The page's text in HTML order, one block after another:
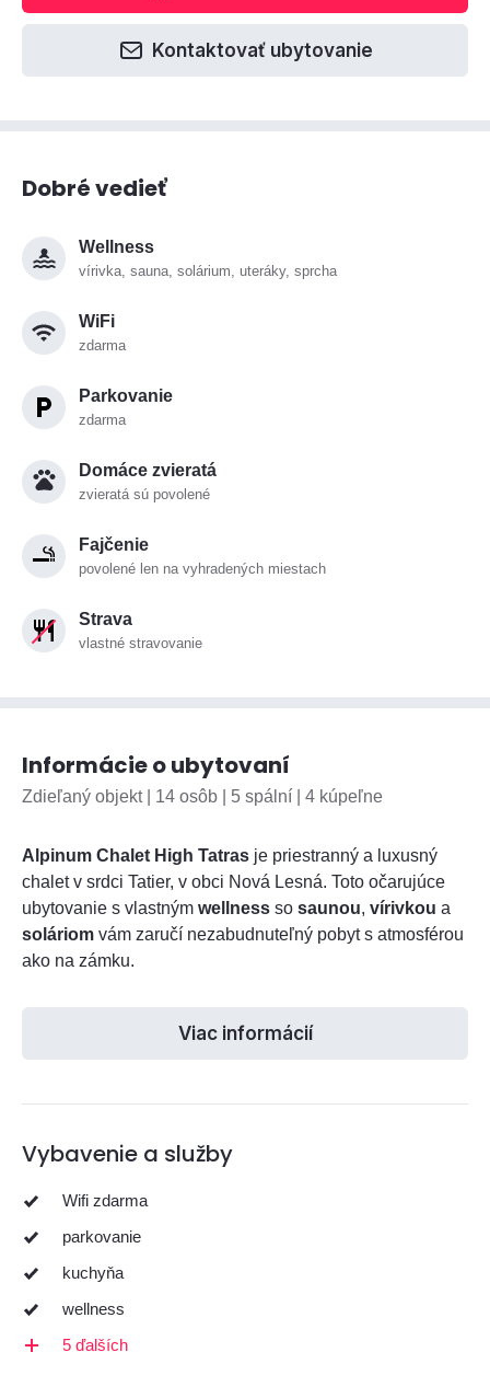
Kontaktovať ubytovanie
Dobré vedieť
Wellness
vírivka, sauna, solárium, uteráky, sprcha
WiFi
zdarma
Parkovanie
zdarma
Domáce zvieratá
zvieratá sú povolené
Fajčenie
povolené len na vyhradených miestach
Strava
vlastné stravovanie
Informácie o ubytovaní
Zdieľaný objekt | 14 osôb | 5 spální | 4 kúpeľne
Alpinum Chalet High Tatras je priestranný a luxusný
chalet v srdci Tatier, v obci Nová Lesná. Toto očarujúce
ubytovanie s vlastným wellness so saunou, vírivkou a
soláriom vám zaručí nezabudnuteľný pobyt s atmosférou
ako na zámku.
Viac informácií
Vybavenie a služby
Wifi zdarma
parkovanie
kuchyňa
wellness
5 ďalších